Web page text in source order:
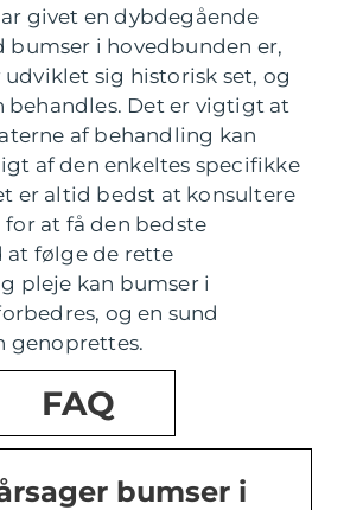
givet en dybdegående
bumser i hovedbunden er,
sig historisk set, og
behandles. Det er vigtigt at
af behandling kan
af den enkeltes specifikke
er altid bedst at konsultere
at få den bedste
at følge de rette
pleje kan bumser i
og en sund
genoprettes.
FAQ
bumser i